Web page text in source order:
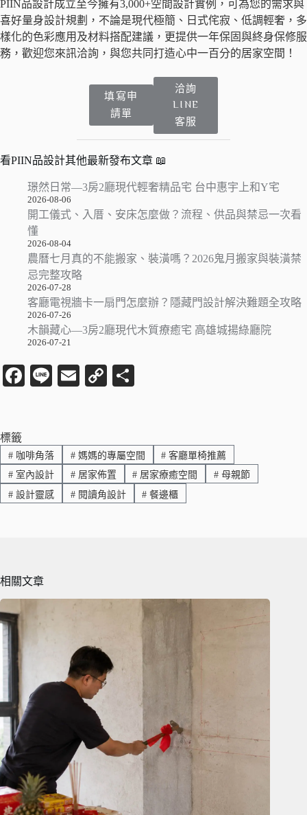
PIIN品設計成立至今擁有3,000+空間設計實例，可為您的需求與
喜好量身設計規劃，不論是現代極簡、日式侘寂、低調輕奢，多
樣化的色彩應用及材料搭配建議，更提供一年保固與終身保修服
務，歡迎您來訊洽詢，與您共同打造心中一百分的居家空間！
填寫申
請單
洽詢
LINE
客服
看PIIN品設計其他最新發布文章 📖
璟然日常—3房2廳現代輕奢精品宅 台中惠宇上和Y宅
2026-08-06
開工儀式、入厝、安床怎麼做？流程、供品與禁忌一次看
懂
2026-08-04
農曆七月真的不能搬家、裝潢嗎？2026鬼月搬家與裝潢禁
忌完整攻略
2026-07-28
客廳電視牆卡一扇門怎麼辦？隱藏門設計解決難題全攻略
2026-07-26
木韻藏心—3房2廳現代木質療癒宅 高雄城揚綠廳院
2026-07-21
Fa
ok
Li
E
C
Li
nk
標籤
#咖啡角落 #媽媽的專屬空間 # 客廳單椅推薦
#室內設計 #居家佈置 # 居家療癒空間 # 母親節
#設計靈感 #閱讀角設計 # 餐邊櫃
相關文章